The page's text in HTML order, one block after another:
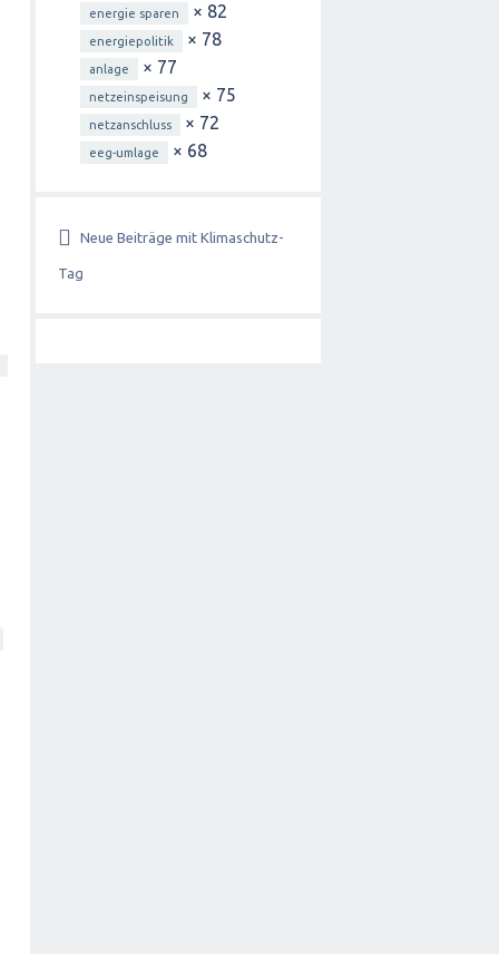
energie sparen × 82
energiepolitik × 78
anlage × 77
netzeinspeisung × 75
netzanschluss × 72
eeg-umlage × 68
Neue Beiträge mit Klimaschutz-
Tag